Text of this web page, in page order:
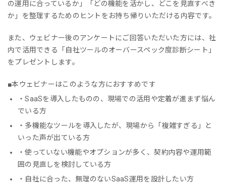
の運用に合っているか」「どの機能を活かし、どこを見直すべき
か」を整理するためのヒントをお持ち帰りいただける内容です。
また、ウェビナー後のアンケートにご回答いただいた方には、社
内で活用できる「自社ツールのオーバースペック度診断シート」
をプレゼントします。
■本ウェビナーはこのような方におすすめです
・SaaSを導入したものの、現場での活用や定着が進まず悩ん
でいる方
・多機能なツールを導入したが、現場から「複雑すぎる」と
いった声が出ている方
・使っていない機能やオプションが多く、契約内容や運用範
囲の見直しを検討している方
・自社に合った、無理のないSaaS運用を設計したい方